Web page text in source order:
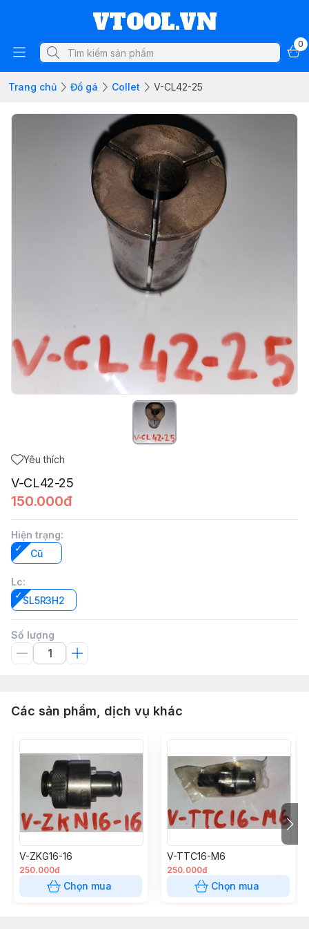
VTOOL.VN
0
Trang chủ Đồ gá Collet V-CL42-25
Yêu thích
V-CL42-25
150.000đ
Hiện trạng:
Cũ
Lc:
SL5R3H2
Số lượng
Các sản phẩm, dịch vụ khác
V-ZKG16-16
250.000đ
Chọn mua
V-TTC16-M6
250.000đ
Chọn mua